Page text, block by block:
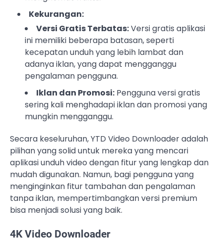
Kekurangan:
Versi Gratis Terbatas:Versi gratis aplikasi
ini memiliki beberapa batasan, seperti
kecepatan unduh yang lebih lambat dan
adanya iklan, yang dapat mengganggu
pengalaman pengguna.
Iklan dan Promosi: Pengguna versi gratis
sering kali menghadapi iklan dan promosi yang
mungkin mengganggu.
Secara keseluruhan, YTD Video Downloader adalah
pilihan yang solid untuk mereka yang mencari
aplikasi unduh video dengan fitur yang lengkap dan
mudah digunakan. Namun, bagi pengguna yang
menginginkan fitur tambahan dan pengalaman
tanpa iklan, mempertimbangkan versi premium
bisa menjadi solusi yang baik.
4K Video Downloader